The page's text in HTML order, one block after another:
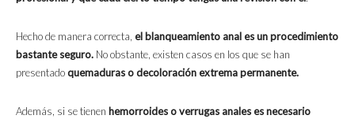
Hecho de manera correcta, el blanqueamiento anal es un procedimiento
bastante seguro. No obstante, existen casos en los que se han
presentadoquemaduras o decoloración extrema permanente.
Además, si se tienen hemorroides o verrugas anales es necesario